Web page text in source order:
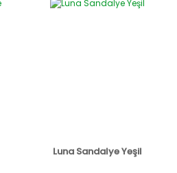
Luna Sandalye Yeşil